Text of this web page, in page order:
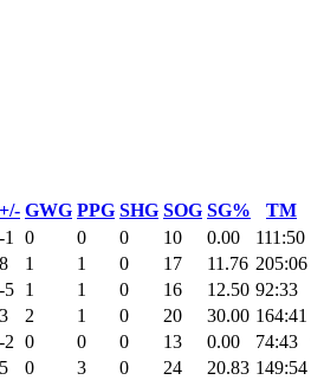
+/- GWG PPG SHG SOG SG% TM
-1 0 0 0 10 0.00 111:50
8 1 1 0 17 11.76 205:06
-5 1 1 0 16 12.50 92:33
3 2 1 0 20 30.00 164:41
-2 0 0 0 13 0.00 74:43
5 0 3 0 24 20.83 149:54